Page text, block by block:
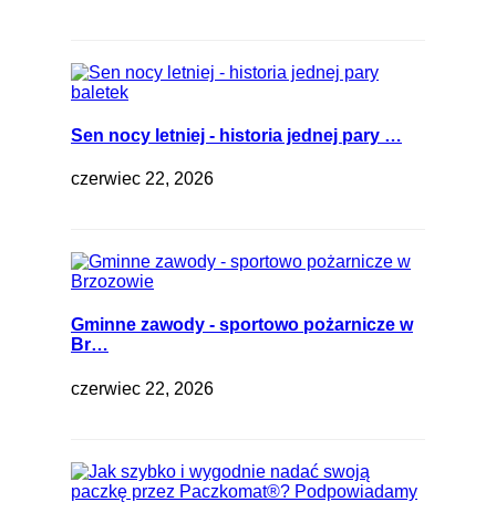
Sen nocy letniej - historia jednej pary …
czerwiec 22, 2026
Gminne zawody - sportowo pożarnicze w
Br…
czerwiec 22, 2026